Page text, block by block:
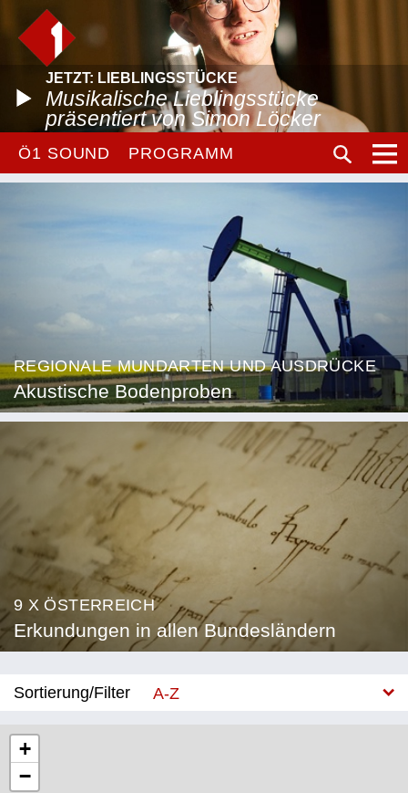
JETZT: LIEBLINGSSTÜCKE
Musikalische Lieblingsstücke
präsentiert von Simon Löcker
Ö1 SOUND PROGRAMM
REGIONALE MUNDARTEN UND AUSDRÜCKE
Akustische Bodenproben
9 X ÖSTERREICH
Erkundungen in allen Bundesländern
Sortierung/Filter
A-Z
+
−